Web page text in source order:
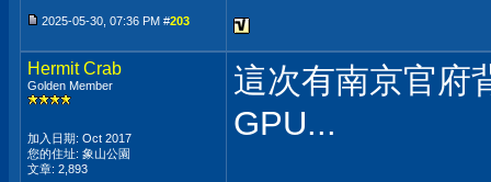
2025-05-30, 07:36 PM #203
Hermit Crab
Golden Member
加入日期: Oct 2017
您的住址: 象山公園
文章: 2,893
這次有南京官府
GPU...